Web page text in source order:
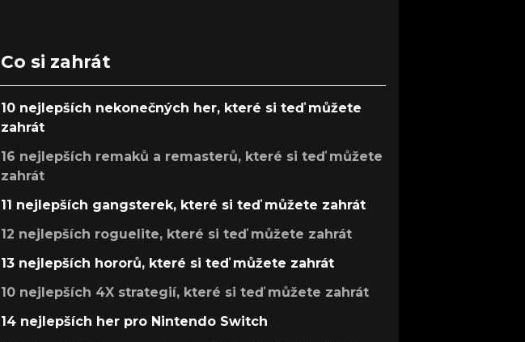
Co si zahrát
10 nejlepších nekonečných her, které si teď můžete
zahrát
16 nejlepších remaků a remasterů, které si teď můžete
zahrát
11 nejlepších gangsterek, které si teď můžete zahrát
12 nejlepších roguelite, které si teď můžete zahrát
13 nejlepších hororů, které si teď můžete zahrát
10 nejlepších 4X strategií, které si teď můžete zahrát
14 nejlepších her pro Nintendo Switch